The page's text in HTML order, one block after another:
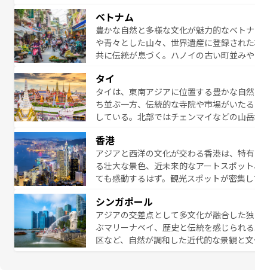
能できる。あたたかいホスピタリティに
てみてほしい。 なお、新着の韓国情報は
ベトナム
豊かな自然と多様な文化が魅力的なベト
や青々とした山々、世界遺産に登録され
共に伝統が息づく。ハノイの古い町並み
まないベトナム料理も魅力のひとつ。フ
地で味わいたい。どの地域を訪れてもあ
れられない旅になるはず
い。
タイ
タイは、東南アジアに位置する豊かな自
ち並ぶ一方、伝統的な寺院や市場がいた
している。北部ではチェンマイなどの山
ら高級レストランまで味覚を刺激する。
っている。親しみやすいタイの人々、仏
る旅人を魅了し続ける。 なお、新
香港
アジアと西洋の文化が交わる香港は、特
る壮大な景色、近未来的なアートスポッ
ても感動するはず。観光スポットが密集
報はコンテンツ一覧
シンガポール
アジアの交差点として多文化が融合した
ぶマリーナベイ、歴史と伝統を感じられ
区など、自然が調和した近代的な景観と